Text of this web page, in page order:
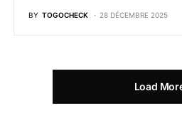
BY TOGOCHECK 28 DÉCEMBRE 2025
Load